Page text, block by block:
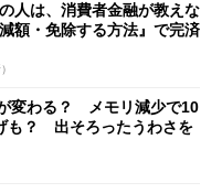
人は、消費者金融が教えな
額・免除する方法』で完済
変わる？ メモリ減少で10
も？ 出そろったうわさを